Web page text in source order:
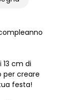
cm di
per creare
festa!